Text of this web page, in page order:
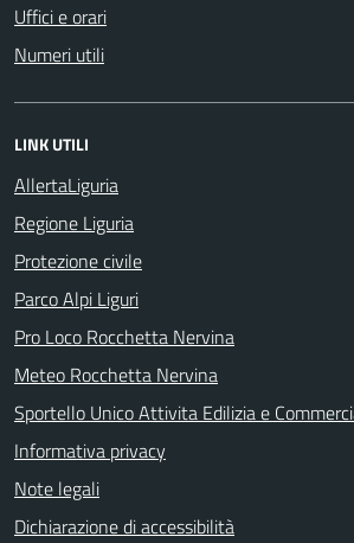
Uffici e orari
Numeri utili
LINK UTILI
AllertaLiguria
Regione Liguria
Protezione civile
Parco Alpi Liguri
Pro Loco Rocchetta Nervina
Meteo Rocchetta Nervina
Sportello Unico Attivita Edilizia e
Informativa privacy
Note legali
Dichiarazione di accessibilità